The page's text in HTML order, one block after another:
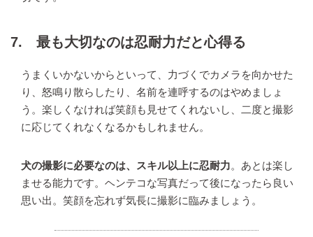
7. 最も大切なのは忍耐力だと心得る
うまくいかないからといって、力づくでカメラを向かせた
り、怒鳴り散らしたり、名前を連呼するのはやめましょ
う。楽しくなければ笑顔も見せてくれないし、二度と撮影
に応じてくれなくなるかもしれません。
犬の撮影に必要なのは、スキル以上に忍耐力。あとは楽し
ませる能力です。ヘンテコな写真だって後になったら良い
思い出。笑顔を忘れず気長に撮影に臨みましょう。